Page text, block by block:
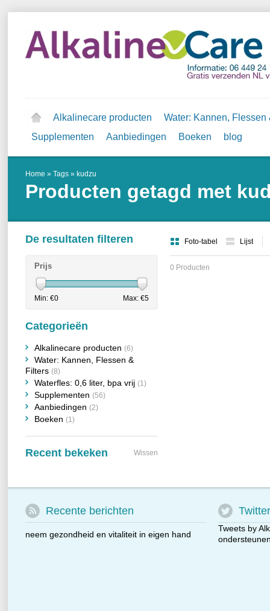
Alkalinecare producten
Water: Kannen, Flessen
Supplementen
Aanbiedingen Boeken blog
Home » Tags » kudzu
Producten getagd met
Foto-tabel Lijst
0 Producten
De resultaten filteren
Prijs
Min: €0 Max: €5
Categorieën
Alkalinecare producten (6)
Water: Kannen, Flessen &
Filters (8)
Waterfles: 0,6 liter, bpa vrij (1)
Supplementen (56)
Aanbiedingen (2)
Boeken (1)
Recent bekeken Wissen
Recente berichten
neem gezondheid en vitaliteit in eigen hand
Twitter
Tweets by